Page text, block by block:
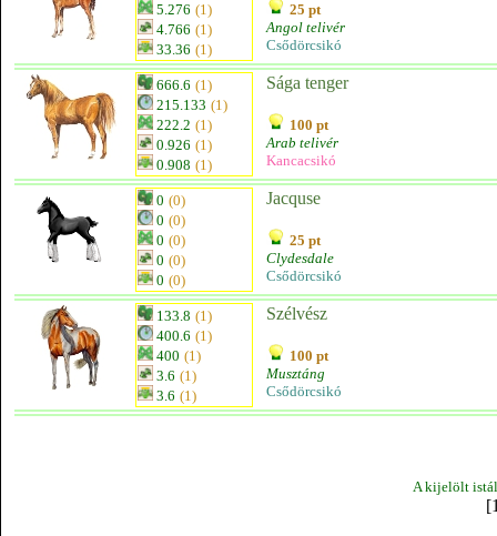
5.276 (1)
4.766 (1)
33.36 (1)
25 pt
Angol telivér
Csődörcsikó
666.6 (1)
215.133 (1)
222.2 (1)
0.926 (1)
0.908 (1)
Sága tenger
100 pt
Arab telivér
Kancacsikó
0 (0)
0 (0)
0 (0)
0 (0)
0 (0)
Jacquse
25 pt
Clydesdale
Csődörcsikó
133.8 (1)
400.6 (1)
400 (1)
3.6 (1)
3.6 (1)
Szélvész
100 pt
Musztáng
Csődörcsikó
A kijelölt